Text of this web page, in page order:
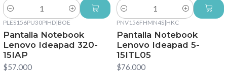
Cantidad Cantidad
PLES156PU30PIHD|BOE
Pantalla Notebook
Lenovo Ideapad 320-
15IAP
$57.000
PNV156FHMN4S|HKC
Pantalla Notebook
Lenovo Ideapad 5-
15ITL05
$76.000